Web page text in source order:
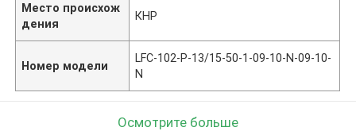
Место происхож
дения
КНР
Номер модели
LFC-102-P-13/15-50-1-09-10-N-09-10-
N
Осмотрите больше